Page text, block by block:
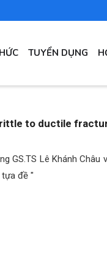
TUYỂN DỤNG
to ductile
GS.TS Lê Khánh Châu
đề "